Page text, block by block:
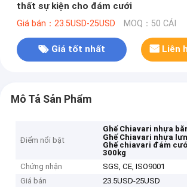
thất sự kiện cho đám cưới
Giá bán：23.5USD-25USD MOQ：50 CÁI
Giá tốt nhất Liên
Mô Tả Sản Phẩm
Điểm nổi bật
Ghế Chiavari nhựa
Ghế Chiavari nhựa
Ghế chiavari đám
300kg
Chứng nhận
SGS, CE, ISO9001
Giá bán
23.5USD-25USD